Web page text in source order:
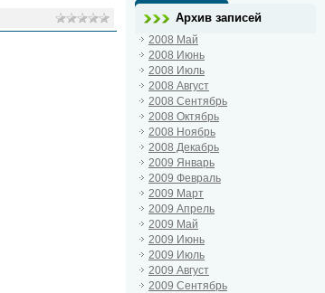
Архив записей
2008 Май
2008 Июнь
2008 Июль
2008 Август
2008 Сентябрь
2008 Октябрь
2008 Ноябрь
2008 Декабрь
2009 Январь
2009 Февраль
2009 Март
2009 Апрель
2009 Май
2009 Июнь
2009 Июль
2009 Август
2009 Сентябрь